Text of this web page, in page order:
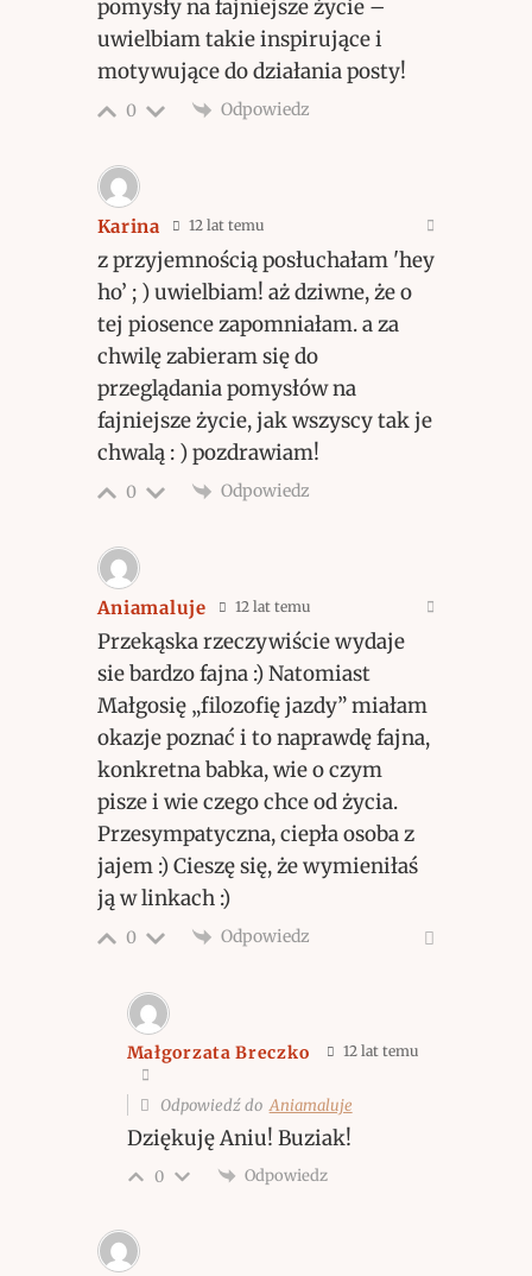
pomysły na fajniejsze życie –
uwielbiam takie inspirujące i
motywujące do działania posty!
0 Odpowiedz
Karina 12 lat temu
z przyjemnością posłuchałam 'hey
ho’ ; ) uwielbiam! aż dziwne, że o
tej piosence zapomniałam. a za
chwilę zabieram się do
przeglądania pomysłów na
fajniejsze życie, jak wszyscy tak je
chwalą : ) pozdrawiam!
0 Odpowiedz
Aniamaluje 12 lat temu
Przekąska rzeczywiście wydaje
sie bardzo fajna :) Natomiast
Małgosię „filozofię jazdy” miałam
okazje poznać i to naprawdę fajna,
konkretna babka, wie o czym
pisze i wie czego chce od życia.
Przesympatyczna, ciepła osoba z
jajem :) Cieszę się, że wymieniłaś
ją w linkach :)
0 Odpowiedz
Małgorzata Breczko 12 lat temu
Odpowiedź doAniamaluje
Dziękuję Aniu! Buziak!
0 Odpowiedz